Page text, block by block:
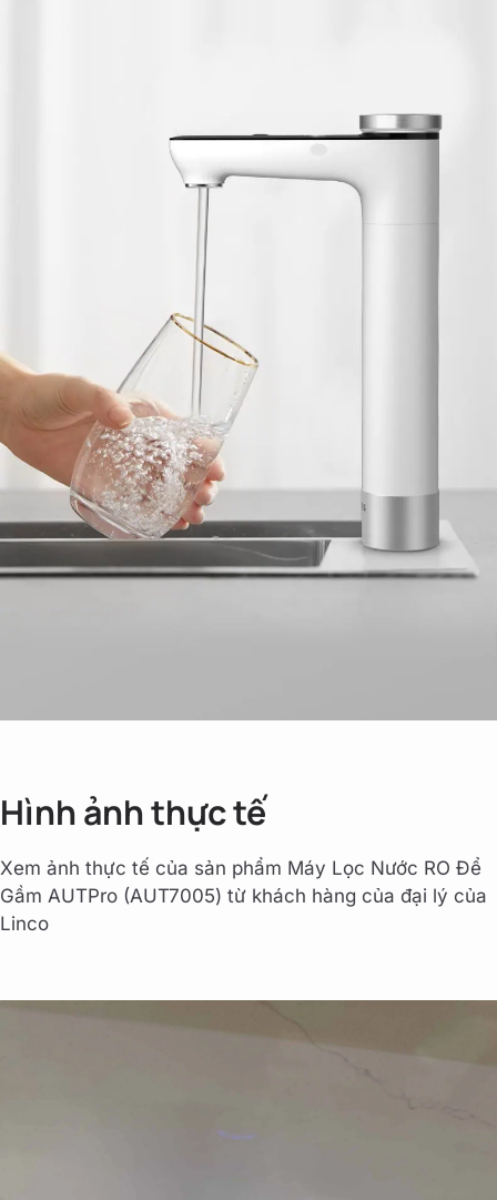
Hình ảnh thực tế
Xem ảnh thực tế của sản phẩm Máy Lọc Nước RO Để
Gầm AUTPro (AUT7005) từ khách hàng của đại lý của
Linco